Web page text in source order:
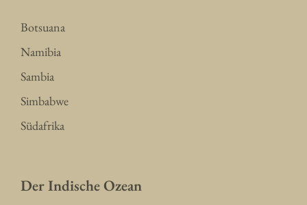
Botsuana
Namibia
Sambia
Simbabwe
Südafrika
Der Indische Ozean